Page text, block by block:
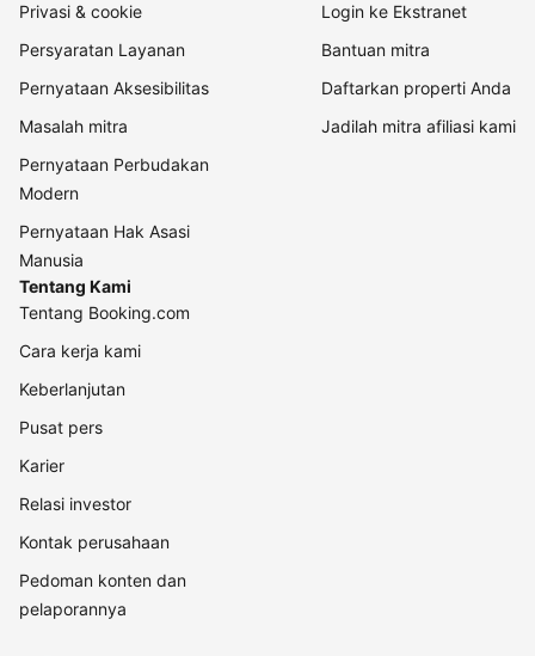
Privasi & cookie
Persyaratan Layanan
Pernyataan Aksesibilitas
Masalah mitra
Pernyataan Perbudakan
Modern
Pernyataan Hak Asasi
Manusia
Login ke Ekstranet
Bantuan mitra
Daftarkan properti Anda
Jadilah mitra afiliasi kami
Tentang Kami
Tentang Booking.com
Cara kerja kami
Keberlanjutan
Pusat pers
Karier
Relasi investor
Kontak perusahaan
Pedoman konten dan
pelaporannya